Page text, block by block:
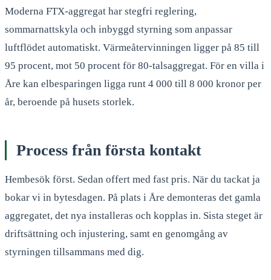
Moderna FTX-aggregat har stegfri reglering,
sommarnattskyla och inbyggd styrning som anpassar
luftflödet automatiskt. Värmeåtervinningen ligger på 85 till
95 procent, mot 50 procent för 80-talsaggregat. För en villa i
Åre kan elbesparingen ligga runt 4 000 till 8 000 kronor per
år, beroende på husets storlek.
Process från första kontakt
Hembesök först. Sedan offert med fast pris. När du tackat ja
bokar vi in bytesdagen. På plats i Åre demonteras det gamla
aggregatet, det nya installeras och kopplas in. Sista steget är
driftsättning och injustering, samt en genomgång av
styrningen tillsammans med dig.